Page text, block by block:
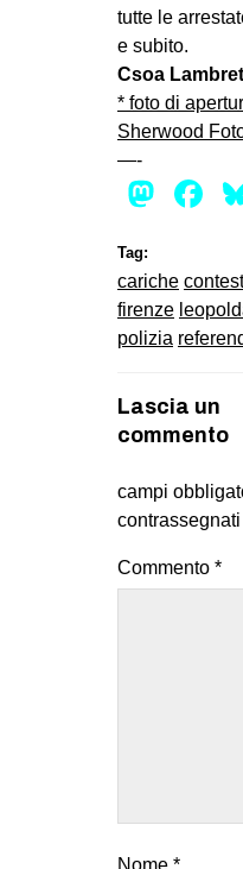
tutte le
e subito.
Csoa
* foto di
Sherwood
—-
Tag:
cariche
firenze
polizia
Lascia un
commento
campi
contrassegnati
Commento *
Nome *